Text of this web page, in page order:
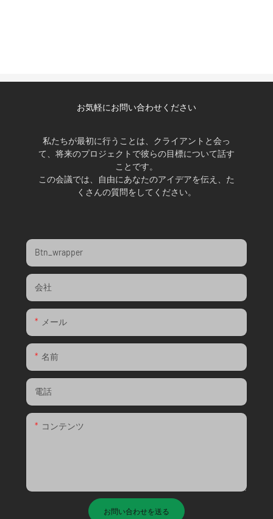
お気軽にお問い合わせください
私たちが最初に行うことは、クライアントと会っ
て、将来のプロジェクトで彼らの目標について話す
ことです。
この会議では、自由にあなたのアイデアを伝え、た
くさんの質問をしてください。
Btn_wrapper
会社
メール
名前
電話
コンテンツ
お問い合わせを送る